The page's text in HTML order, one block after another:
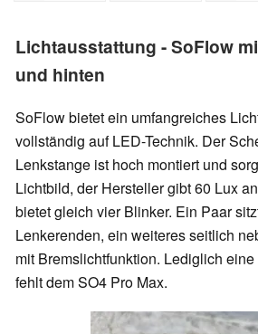
Lichtausstattung - SoFlow
und hinten
SoFlow bietet ein umfangreiches
vollständig auf LED-Technik. Der
Lenkstange ist hoch montiert und
Lichtbild, der Hersteller gibt 60 Lux
bietet gleich vier Blinker. Ein Paar
Lenkerenden, ein weiteres seitlich
mit Bremslichtfunktion. Lediglich
fehlt dem SO4 Pro Max.